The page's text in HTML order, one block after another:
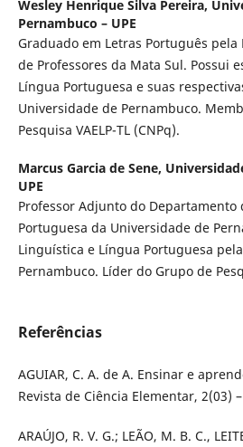
Wesley Henrique Silva Pereira,
Pernambuco – UPE
Graduado em Letras Português pela
de Professores da Mata Sul. Possui
Língua Portuguesa e suas
Universidade de Pernambuco.
Pesquisa VAELP-TL (CNPq).
Marcus Garcia de Sene,
UPE
Professor Adjunto do Departamento
Portuguesa da Universidade de
Linguística e Língua Portuguesa
Pernambuco. Líder do Grupo de
Referências
AGUIAR, C. A. de A. Ensinar e
Revista de Ciência Elementar, 2(03)
ARAÚJO, R. V. G.; LEÃO, M. B. C.,